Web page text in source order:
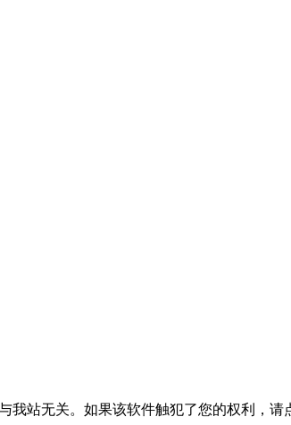
我站无关。如果该软件触犯了您的权利，请